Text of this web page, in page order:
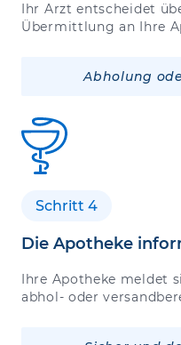
Ihr Arzt entscheidet
Übermittlung an Ihre
Abholung
Schritt 4
Die Apotheke
Ihre Apotheke meldet
abhol- oder